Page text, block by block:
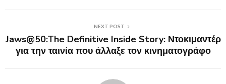
NEXT POST
Jaws@50:The Definitive Inside Story: Ντοκιμαντέρ
για την ταινία που άλλαξε τον κινηματογράφο